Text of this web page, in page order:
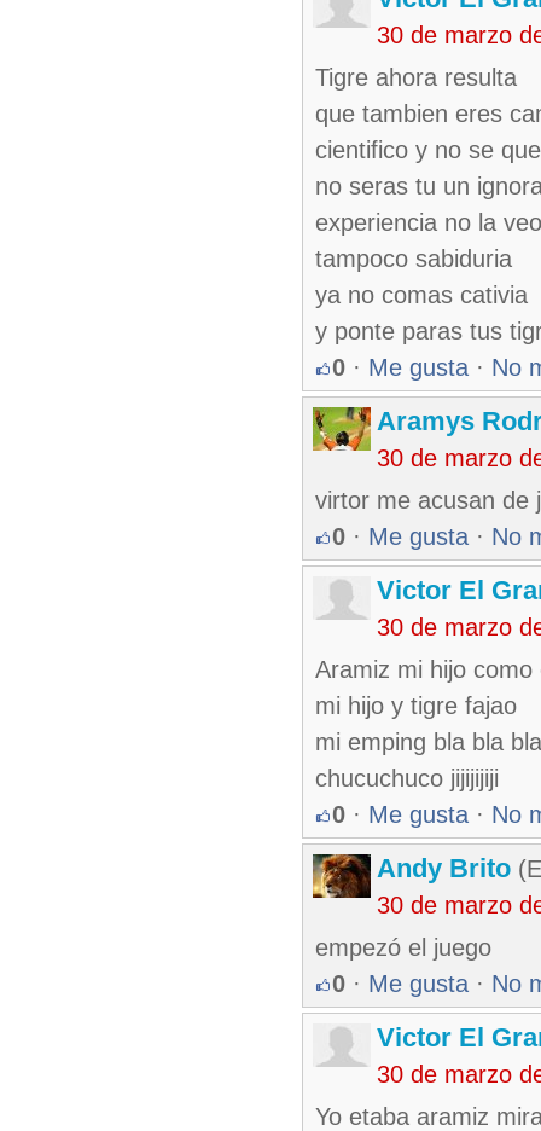
30 de marzo
Tigre ahora resulta
que tambien eres
cientifico y no se
no seras tu un
experiencia no la veo
tampoco sabiduria
ya no comas cativia
y ponte paras tus
0 · Me gusta · No
Aramys
30 de marzo
virtor me acusan de
0 · Me gusta · No
Victor El
30 de marzo
Aramiz mi hijo como
mi hijo y tigre fajao
mi emping bla bla
chucuchuco jijijijiji
0 · Me gusta · No
Andy Brito
30 de marzo
empezó el juego
0 · Me gusta · No
Victor El
30 de marzo
Yo etaba aramiz